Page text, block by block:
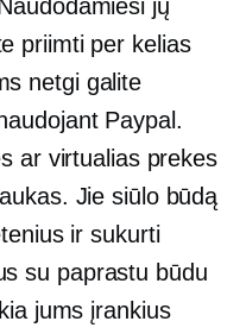
jų
priimti per kelias
netgi galite
Paypal.
ar virtualias prekes
Jie siūlo būdą
ir sukurti
su paprastu būdu
jums įrankius